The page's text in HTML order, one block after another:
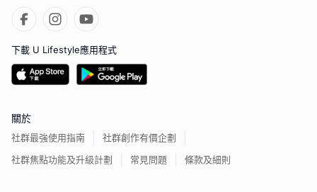
下載 U Lifestyle應用程式
關於
社群最強使用指南
社群創作有價企劃
社群焦點功能及升級計劃
常見問題 條款及細則